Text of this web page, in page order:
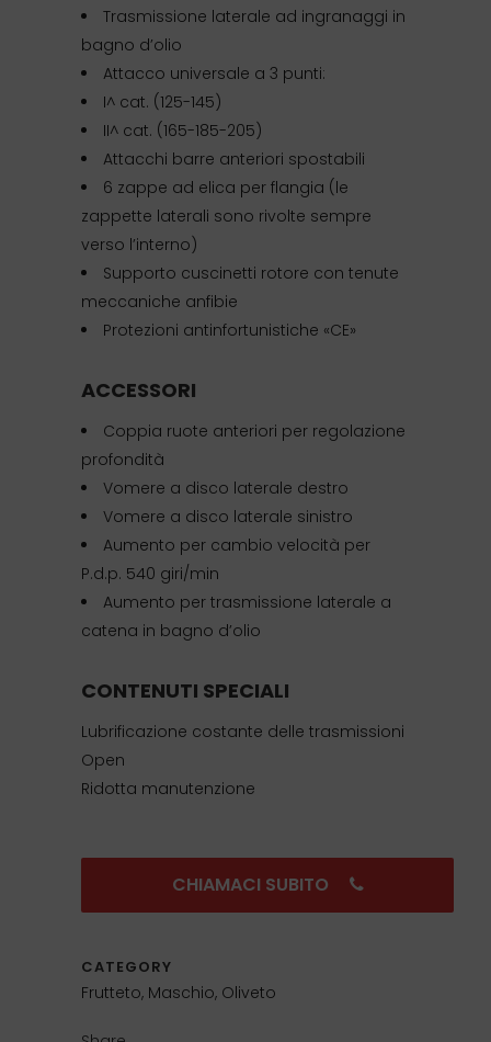
Trasmissione laterale ad ingranaggi in
bagno d’olio
Attacco universale a 3 punti:
I^ cat. (125-145)
II^ cat. (165-185-205)
Attacchi barre anteriori spostabili
6 zappe ad elica per flangia (le
zappette laterali sono rivolte sempre
verso l’interno)
Supporto cuscinetti rotore con tenute
meccaniche anfibie
Protezioni antinfortunistiche «CE»
ACCESSORI
Coppia ruote anteriori per regolazione
profondità
Vomere a disco laterale destro
Vomere a disco laterale sinistro
Aumento per cambio velocità per
P.d.p. 540 giri/min
Aumento per trasmissione laterale a
catena in bagno d’olio
CONTENUTI SPECIALI
Lubrificazione costante delle trasmissioni
Open
Ridotta manutenzione
CHIAMACI SUBITO
CATEGORY
Frutteto, Maschio, Oliveto